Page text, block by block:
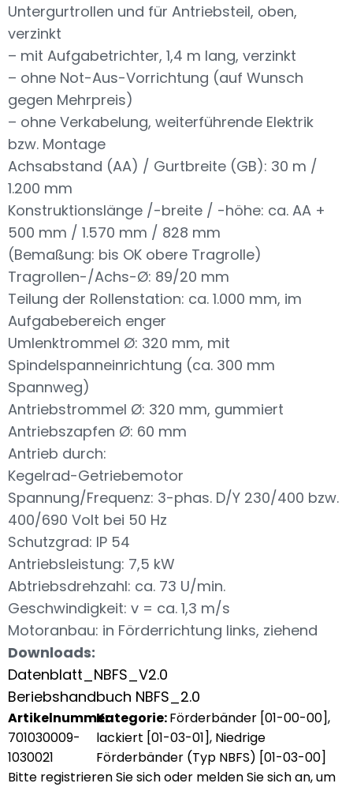
Untergurtrollen und für Antriebsteil, oben,
verzinkt
– mit Aufgabetrichter, 1,4 m lang, verzinkt
– ohne Not-Aus-Vorrichtung (auf Wunsch
gegen Mehrpreis)
– ohne Verkabelung, weiterführende Elektrik
bzw. Montage
Achsabstand (AA) / Gurtbreite (GB): 30 m /
1.200 mm
Konstruktionslänge /-breite / -höhe: ca. AA +
500 mm / 1.570 mm / 828 mm
(Bemaßung: bis OK obere Tragrolle)
Tragrollen-/Achs-Ø: 89/20 mm
Teilung der Rollenstation: ca. 1.000 mm, im
Aufgabebereich enger
Umlenktrommel Ø: 320 mm, mit
Spindelspanneinrichtung (ca. 300 mm
Spannweg)
Antriebstrommel Ø: 320 mm, gummiert
Antriebszapfen Ø: 60 mm
Antrieb durch:
Kegelrad-Getriebemotor
Spannung/Frequenz: 3-phas. D/Y 230/400 bzw.
400/690 Volt bei 50 Hz
Schutzgrad: IP 54
Antriebsleistung: 7,5 kW
Abtriebsdrehzahl: ca. 73 U/min.
Geschwindigkeit: v = ca. 1,3 m/s
Motoranbau: in Förderrichtung links, ziehend
Downloads:
Datenblatt_NBFS_V2.0
Beriebshandbuch NBFS_2.0
Artikelnummer:
701030009-
1030021
Kategorie:Förderbänder [01-00-00],
lackiert [01-03-01], Niedrige
Förderbänder (Typ NBFS) [01-03-00]
Bitte registrieren Sie sich oder melden Sie sich an, um